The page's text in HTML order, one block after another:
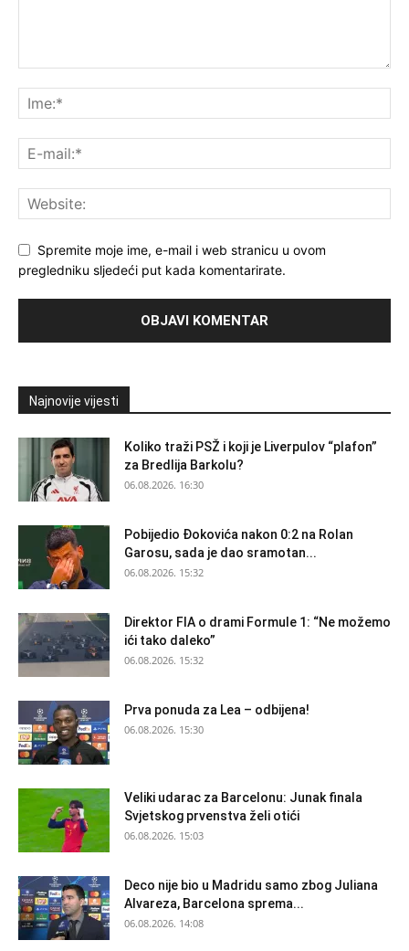
Spremite moje ime, e-mail i web stranicu u ovom
pregledniku sljedeći put kada komentarirate.
Najnovije vijesti
Koliko traži PSŽ i koji je Liverpulov “plafon”
za Bredlija Barkolu?
06.08.2026. 16:30
Pobijedio Đokovića nakon 0:2 na Rolan
Garosu, sada je dao sramotan...
06.08.2026. 15:32
Direktor FIA o drami Formule 1: “Ne možemo
ići tako daleko”
06.08.2026. 15:32
Prva ponuda za Lea – odbijena!
06.08.2026. 15:30
Veliki udarac za Barcelonu: Junak finala
Svjetskog prvenstva želi otići
06.08.2026. 15:03
Deco nije bio u Madridu samo zbog Juliana
Alvareza, Barcelona sprema...
06.08.2026. 14:08